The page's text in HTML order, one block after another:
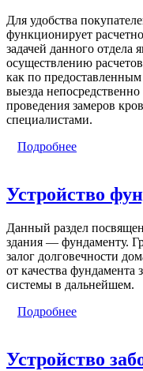
Для удобства
функционирует
задачей данного отдела
осуществлению
как по
выезда непосредственно
проведения замеров
специалистами.
Подробнее
Устройство
Данный раздел
здания — фундаменту.
залог долговечности
от качества фундамента
системы в дальнейшем.
Подробнее
Устройство